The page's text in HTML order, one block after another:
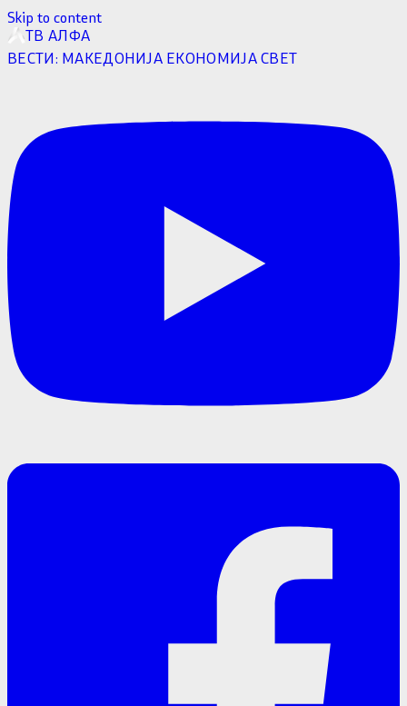
Skip to content
ТВ АЛФА
ВЕСТИ: МАКЕДОНИЈА ЕКОНОМИЈАСВЕТ